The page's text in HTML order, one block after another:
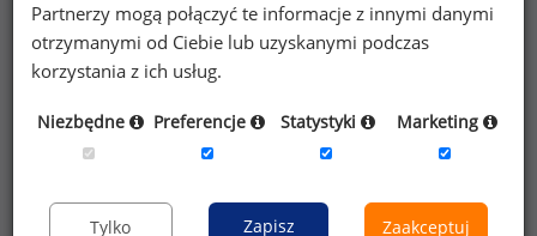
Poszukujesz szczegółowych danych o
wynagrodzeniach
analityków do spraw
Partnerzy mogą połączyć te informacje z innymi danymi
otrzymanymi od Ciebie lub uzyskanymi podczas
korzystania z ich usług.
Niezbędne Preferencje Statystyki Marketing
Tylko
Zapisz
Zaakceptuj